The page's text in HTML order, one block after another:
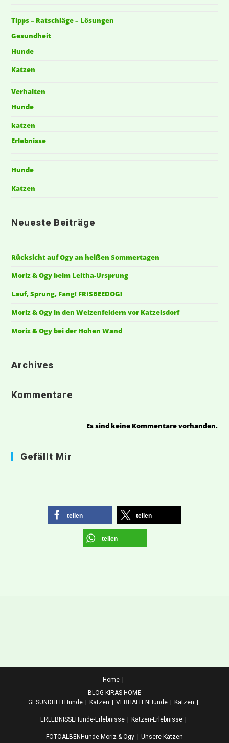
Tipps – Ratschläge – Lösungen
Gesundheit
Hunde
Katzen
Verhalten
Hunde
katzen
Erlebnisse
Hunde
Katzen
Neueste Beiträge
Rücksicht auf Ogy an heißen Sommertagen
Moriz & Ogy beim Leitha-Ursprung
Lauf, Sprung, Fang! FRISBEEDOG!
Moriz & Ogy in den Weizenfeldern vor Katzelsdorf
Moriz & Ogy bei der Hohen Wand
Archives
Kommentare
Es sind keine Kommentare vorhanden.
Gefällt Mir
teilen teilen
teilen
Home
BLOG KIRAS HOME
GESUNDHEITHunde Katzen VERHALTENHunde Katzen
ERLEBNISSEHunde-Erlebnisse Katzen-Erlebnisse
FOTOALBENHunde-Moriz & Ogy Unsere Katzen